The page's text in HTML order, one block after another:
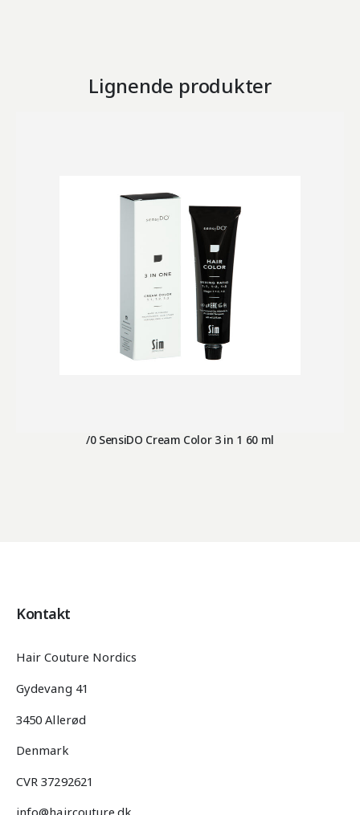
Lignende produkter
/0 SensiDO Cream Color 3 in 1 60 ml
Kontakt
Hair Couture Nordics
Gydevang 41
3450 Allerød
Denmark
CVR 37292621